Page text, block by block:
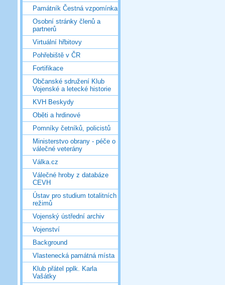
Památník Čestná vzpomínka
Osobní stránky členů a
partnerů
Virtuální hřbitovy
Pohřebiště v ČR
Fortifikace
Občanské sdružení Klub
Vojenské a letecké historie
KVH Beskydy
Oběti a hrdinové
Pomníky četníků, policistů
Ministerstvo obrany - péče o
válečné veterány
Válka.cz
Válečné hroby z databáze
CEVH
Ústav pro studium totalitních
režimů
Vojenský ústřední archiv
Vojenství
Background
Vlastenecká památná místa
Klub přátel pplk. Karla
Vašátky